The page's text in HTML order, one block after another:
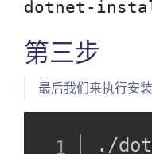
dotnet-
第三步
最后我们来执行安
./